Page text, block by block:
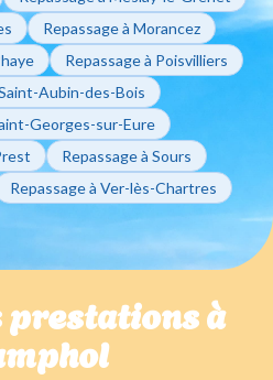
Repassage à Morancez
Repassage à Poisvilliers
Aubin-des-Bois
Georges-sur-Eure
Repassage à Sours
Repassage à Ver-lès-Chartres
prestations à